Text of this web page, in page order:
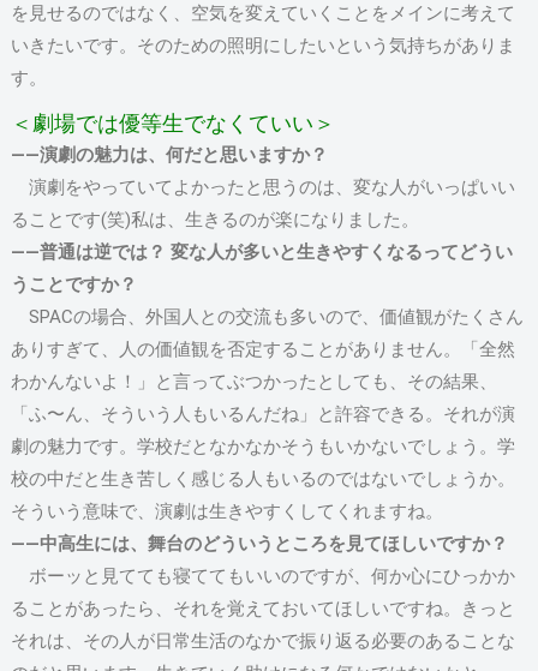
を見せるのではなく、空気を変えていくことをメインに考えて
いきたいです。そのための照明にしたいという気持ちがありま
す。
＜劇場では優等生でなくていい＞
――演劇の魅力は、何だと思いますか？
演劇をやっていてよかったと思うのは、変な人がいっぱいい
ることです(笑)私は、生きるのが楽になりました。
――普通は逆では？ 変な人が多いと生きやすくなるってどうい
うことですか？
SPACの場合、外国人との交流も多いので、価値観がたくさん
ありすぎて、人の価値観を否定することがありません。「全然
わかんないよ！」と言ってぶつかったとしても、その結果、
「ふ〜ん、そういう人もいるんだね」と許容できる。それが演
劇の魅力です。学校だとなかなかそうもいかないでしょう。学
校の中だと生き苦しく感じる人もいるのではないでしょうか。
そういう意味で、演劇は生きやすくしてくれますね。
――中高生には、舞台のどういうところを見てほしいですか？
ボーッと見てても寝ててもいいのですが、何か心にひっかか
ることがあったら、それを覚えておいてほしいですね。きっと
それは、その人が日常生活のなかで振り返る必要のあることな